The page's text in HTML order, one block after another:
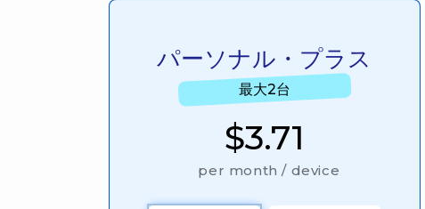
パーソナル・プラス
最大2台
$3.71
per month / device